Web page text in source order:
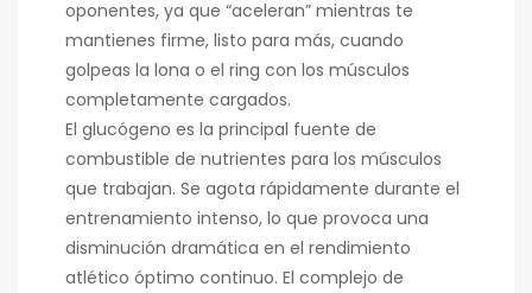
oponentes, ya que “aceleran” mientras te
mantienes firme, listo para más, cuando
golpeas la lona o el ring con los músculos
completamente cargados.
El glucógeno es la principal fuente de
combustible de nutrientes para los músculos
que trabajan. Se agota rápidamente durante el
entrenamiento intenso, lo que provoca una
disminución dramática en el rendimiento
atlético óptimo continuo. El complejo de